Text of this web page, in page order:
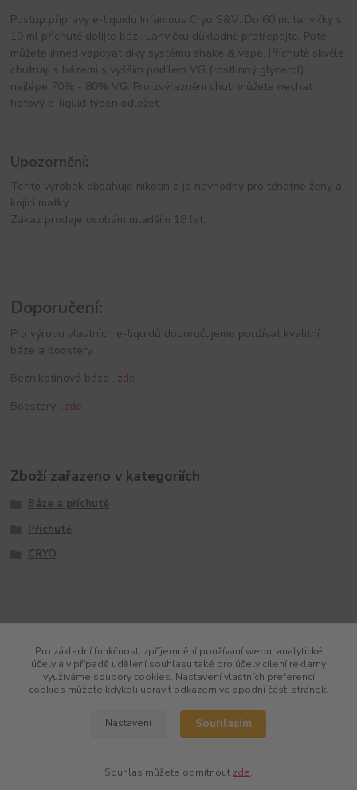
Postup přípravy e-liquidu Infamous Cryo S&V: Do 60 ml lahvičky s
10 ml příchutě dolijte bázi. Lahvičku důkladně protřepejte. Poté
můžete ihned vapovat díky systému shake & vape. Příchutě skvěle
chutnají s bázemi s vyšším podílem VG (rostlinný glycerol),
nejlépe 70% - 80% VG. Pro zvýraznění chuti můžete nechat
hotový e-liquid týden odležet.
Upozornění:
Tento výrobek obsahuje nikotin a je nevhodný pro těhotné ženy a
kojící matky.
Zákaz prodeje osobám mladším 18 let.
Doporučení:
Pro výrobu vlastních e-liquidů doporučujeme používat kvalitní
báze a boostery.
Beznikotinové báze ..zde
Boostery ..zde
Zboží zařazeno v kategoriích
Báze a příchutě
Příchutě
CRYO
Pro základní funkčnost, zpříjemnění používání webu, analytické
účely a v případě udělení souhlasu také pro účely cílení reklamy
využíváme soubory cookies. Nastavení vlastních preferencí
cookies můžete kdykoli upravit odkazem ve spodní části stránek.
Nastavení Souhlasím
Souhlas můžete odmítnout zde.